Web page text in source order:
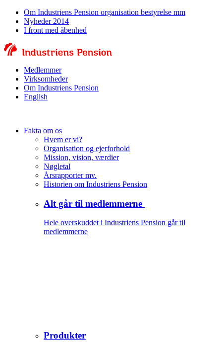
Om Industriens Pension organisation bestyrelse mm
Nyheder 2014
I front med åbenhed
Medlemmer
Virksomheder
Om Industriens Pension
English
Fakta om os
Hvem er vi?
Organisation og ejerforhold
Mission, vision, værdier
Nøgletal
Årsrapporter mv.
Historien om Industriens Pension
Alt går til medlemmerne
Hele overskuddet i Industriens Pension går til
medlemmerne
Produkter